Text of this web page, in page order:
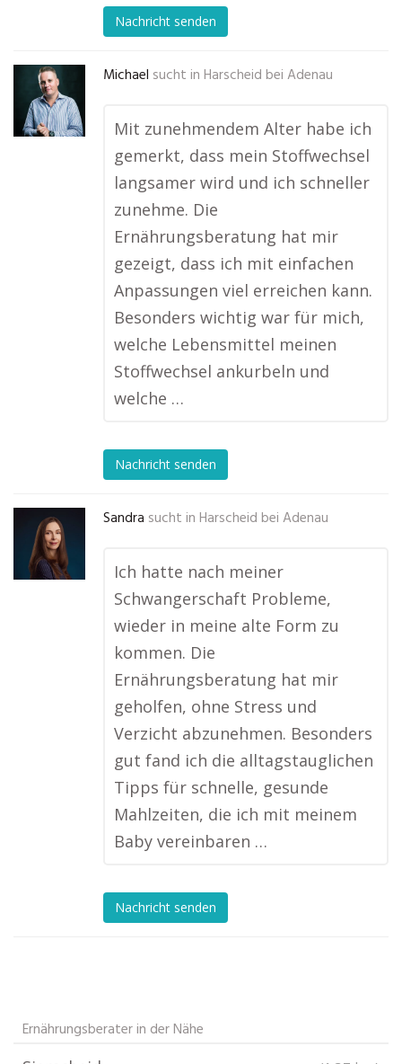
Nachricht senden
Michael sucht in Harscheid bei Adenau
Mit zunehmendem Alter habe ich
gemerkt, dass mein Stoffwechsel
langsamer wird und ich schneller
zunehme. Die
Ernährungsberatung hat mir
gezeigt, dass ich mit einfachen
Anpassungen viel erreichen kann.
Besonders wichtig war für mich,
welche Lebensmittel meinen
Stoffwechsel ankurbeln und
welche …
Nachricht senden
Sandra sucht in Harscheid bei Adenau
Ich hatte nach meiner
Schwangerschaft Probleme,
wieder in meine alte Form zu
kommen. Die
Ernährungsberatung hat mir
geholfen, ohne Stress und
Verzicht abzunehmen. Besonders
gut fand ich die alltagstauglichen
Tipps für schnelle, gesunde
Mahlzeiten, die ich mit meinem
Baby vereinbaren …
Nachricht senden
Ernährungsberater in der Nähe